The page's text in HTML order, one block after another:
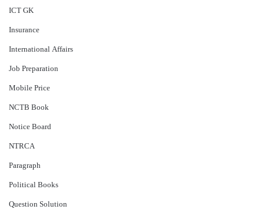
ICT GK
Insurance
International Affairs
Job Preparation
Mobile Price
NCTB Book
Notice Board
NTRCA
Paragraph
Political Books
Question Solution